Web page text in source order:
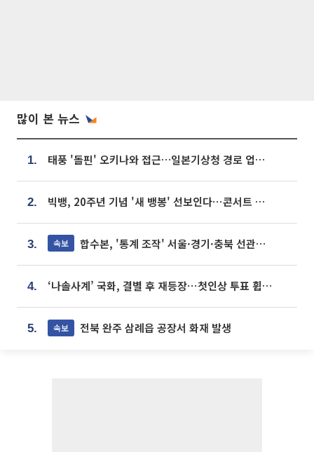
많이 본 뉴스
1. 태풍 '돌핀' 오키나와 접근…일본기상청 경로 업데이트
2. 빅뱅, 20주년 기념 '새 뱅봉' 선보인다⋯콘서트 앞두고 팝업 개최
3. 속보 합수본, '통계 조작' 서울·경기·충북 선관위 등 추가 압수수색
4. ‘나솔사계’ 국화, 결별 후 재등장⋯첫인상 투표 휩쓸고 ‘인기녀’ 등극
5. 속보 전북 완주 삼례읍 공장서 화재 발생